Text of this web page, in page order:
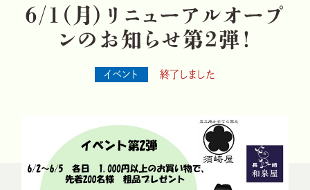
プライバシーポリシー
6/ 1 （ 月 ） リ ニュ ー ア ル オー プ
ン の お 知 らせ第2弾 ！
イベント 終了しました